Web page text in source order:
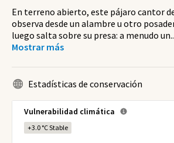
En terreno abierto, este pájaro cantor
observa desde un alambre u otro
luego salta sobre su presa: a menudo un
Mostrar más
Estadísticas de conservación
Vulnerabilidad climática
+3.0 °CStable